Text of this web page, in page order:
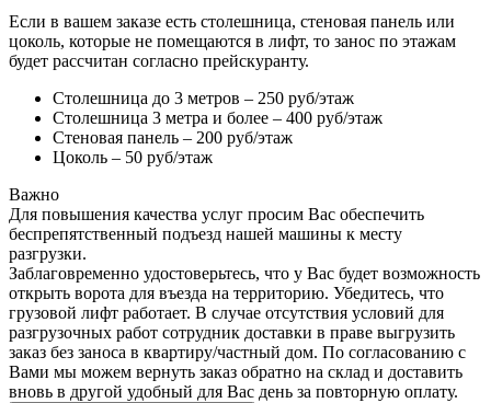
Если в вашем заказе есть столешница, стеновая панель или
цоколь, которые не помещаются в лифт, то занос по этажам
будет рассчитан согласно прейскуранту.
Столешница до 3 метров – 250 руб/этаж
Столешница 3 метра и более – 400 руб/этаж
Стеновая панель – 200 руб/этаж
Цоколь – 50 руб/этаж
Важно
Для повышения качества услуг просим Вас обеспечить
беспрепятственный подъезд нашей машины к месту
разгрузки.
Заблаговременно удостоверьтесь, что у Вас будет возможность
открыть ворота для въезда на территорию. Убедитесь, что
грузовой лифт работает. В случае отсутствия условий для
разгрузочных работ сотрудник доставки в праве выгрузить
заказ без заноса в квартиру/частный дом. По согласованию с
Вами мы можем вернуть заказ обратно на склад и доставить
вновь в другой удобный для Вас день за повторную оплату.